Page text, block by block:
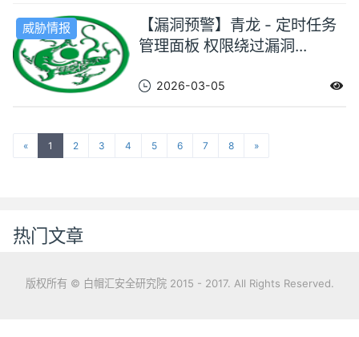
威胁情报
【漏洞预警】青龙 - 定时任务
管理面板 权限绕过漏洞...
2026-03-05
« 1 2 3 4 5 6 7 8 »
热门文章
版权所有 © 白帽汇安全研究院 2015 - 2017. All Rights Reserved.